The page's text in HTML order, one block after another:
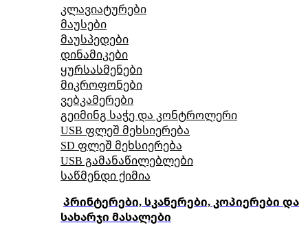
კლავიატურები
მაუსები
მაუსპედები
დინამიკები
ყურსასმენები
მიკროფონები
ვებკამერები
გეიმინგ საჭე და კონტროლერი
USB ფლეშ მეხსიერება
SD ფლეშ მეხსიერება
USB გამანაწილებლები
საწმენდი ქიმია
პრინტერები, სკანერები, კოპიერები და
სახარჯი მასალები